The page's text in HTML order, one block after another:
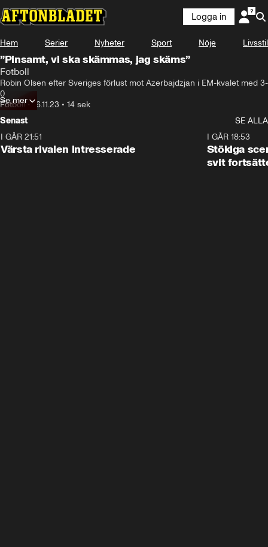
Logga in
Hem Serier Nyheter Sport Nöje Livsstil
”Pinsamt, vi ska skämmas, jag skäms”
Fotboll
Robin Olsen efter Sveriges förlust mot Azerbajdzjan i EM-kvalet med 3-
0
Fotboll•16.11.23 • 14 sek
Se mer
Senast
SE ALLA
I GÅR 21:51
Värsta rivalen intresserade
I GÅR 18:53
Stökiga
svit